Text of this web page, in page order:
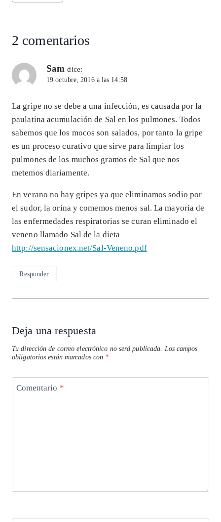
2 comentarios
Sam dice:
19 octubre, 2016 a las 14:58
La gripe no se debe a una infección, es causada por la
paulatina acumulación de Sal en los pulmones. Todos
sabemos que los mocos son salados, por tanto la gripe
es un proceso curativo que sirve para limpiar los
pulmones de los muchos gramos de Sal que nos
metemos diariamente.
En verano no hay gripes ya que eliminamos sodio por
el sudor, la orina y comemos menos sal. La mayoría de
las enfermedades respiratorias se curan eliminado el
veneno llamado Sal de la dieta
http://sensacionex.net/Sal-Veneno.pdf
Responder
Deja una respuesta
Tu dirección de correo electrónico no será publicada. Los campos
obligatorios están marcados con *
Comentario *